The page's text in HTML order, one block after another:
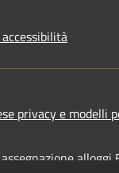
privacy e modelli
alloggi